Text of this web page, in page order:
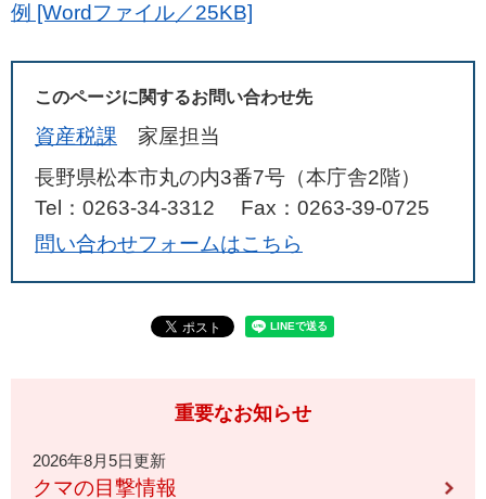
例 [Wordファイル／25KB]
このページに関するお問い合わせ先
資産税課
家屋担当
長野県松本市丸の内3番7号（本庁舎2階）
Tel：0263-34-3312
Fax：0263-39-0725
問い合わせフォームはこちら
重要なお知らせ
2026年8月5日更新
クマの目撃情報